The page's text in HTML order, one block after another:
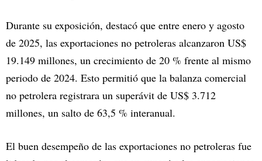
Durante su exposición, destacó que entre enero y agosto
de 2025, las exportaciones no petroleras alcanzaron US$
19.149 millones, un crecimiento de 20 % frente al mismo
periodo de 2024. Esto permitió que la balanza comercial
no petrolera registrara un superávit de US$ 3.712
millones, un salto de 63,5 % interanual.
El buen desempeño de las exportaciones no petroleras fue